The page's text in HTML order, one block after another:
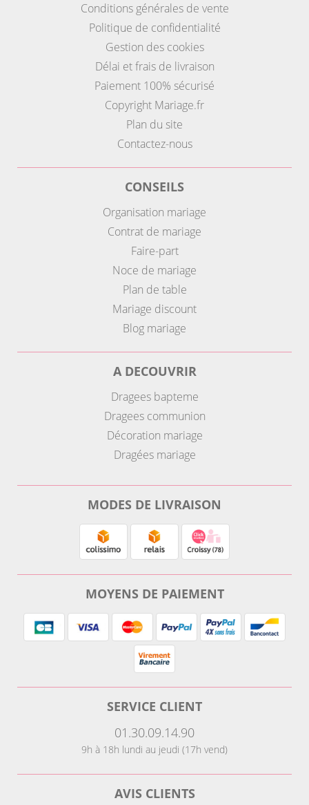
Conditions générales de vente
Politique de confidentialité
Gestion des cookies
Délai et frais de livraison
Paiement 100% sécurisé
Copyright Mariage.fr
Plan du site
Contactez-nous
CONSEILS
Organisation mariage
Contrat de mariage
Faire-part
Noce de mariage
Plan de table
Mariage discount
Blog mariage
A DECOUVRIR
Dragees bapteme
Dragees communion
Décoration mariage
Dragées mariage
MODES DE LIVRAISON
MOYENS DE PAIEMENT
SERVICE CLIENT
01.30.09.14.90
9h à 18h lundi au jeudi (17h vend)
AVIS CLIENTS